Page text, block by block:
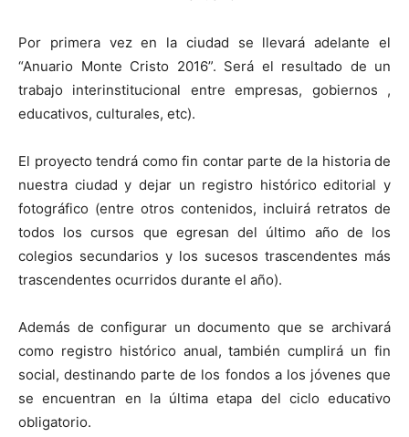
Por primera vez en la ciudad se llevará adelante el
“Anuario Monte Cristo 2016”. Será el resultado de un
trabajo interinstitucional entre empresas, gobiernos ,
educativos, culturales, etc).
El proyecto tendrá como fin contar parte de la historia de
nuestra ciudad y dejar un registro histórico editorial y
fotográfico (entre otros contenidos, incluirá retratos de
todos los cursos que egresan del último año de los
colegios secundarios y los sucesos trascendentes más
trascendentes ocurridos durante el año).
Además de configurar un documento que se archivará
como registro histórico anual, también cumplirá un fin
social, destinando parte de los fondos a los jóvenes que
se encuentran en la última etapa del ciclo educativo
obligatorio.